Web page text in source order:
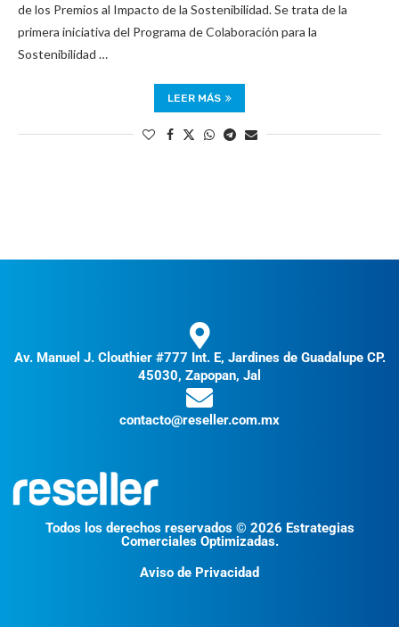
de los Premios al Impacto de la Sostenibilidad. Se trata de la
primera iniciativa del Programa de Colaboración para la
Sostenibilidad …
LEER MÁS
Av. Manuel J. Clouthier #777 Int. E, Jardines de Guadalupe CP.
45030, Zapopan, Jal
contacto@reseller.com.mx
Todos los derechos reservados © 2026 Estrategias
Comerciales Optimizadas.
Aviso de Privacidad